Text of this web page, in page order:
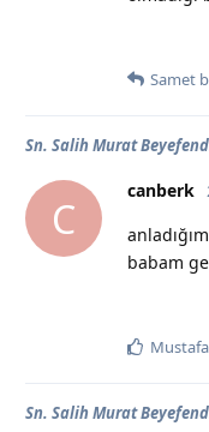
Samet
Sn. Salih Murat
C
canberk
babam
Mustafa
Sn. Salih Murat